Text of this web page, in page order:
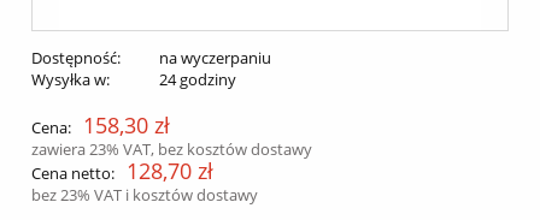
Dostępność:
na wyczerpaniu
Wysyłka w:
24 godziny
Cena: 158,30 zł
zawiera 23% VAT, bez kosztów dostawy
Cena netto:
128,70 zł
bez 23% VAT i kosztów dostawy